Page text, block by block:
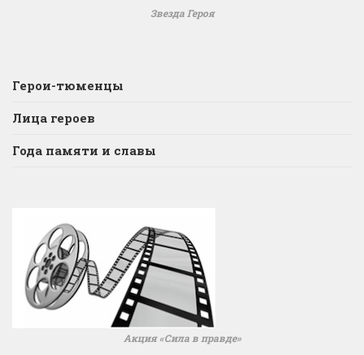
Звезда Героя
Герои-тюменцы
Лица героев
Года памяти и славы
Акция «Сила в правде»